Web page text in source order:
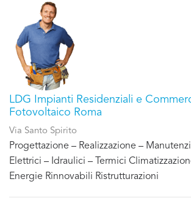
LDG Impianti Residenziali e
Fotovoltaico Roma
Via Santo Spirito
Progettazione – Realizzazione –
Elettrici – Idraulici – Termici
Energie Rinnovabili Ristrutturazioni